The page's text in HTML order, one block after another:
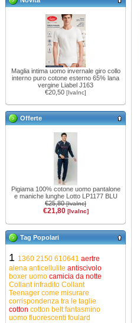
Maglia intima uomo invernale giro collo
interno puro cotone esterno 65% lana
vergine Liabel J163
€20,50 [IvaInc]
Offerte
Pigiama 100% cotone uomo pantalone
e maniche lunghe Lotto LP1177 BLU
€25,80[IvaInc]
€21,80 [IvaInc]
Tag Popolari
1 1360 2150 610641 aertre
alena anticellulite antiscivolo
boxer uomo camicia da notte
Collant infradito Collant
Teenager come misurare
corrispondenza tra le taglie
cotton cotton beltfantasmino
uomo fluorescenti foulard